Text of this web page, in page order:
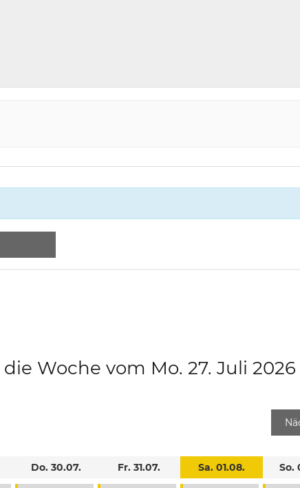
Woche vom Mo. 27. Juli 2026
Do. 30.07. Fr. 31.07. Sa. 01.08. So.